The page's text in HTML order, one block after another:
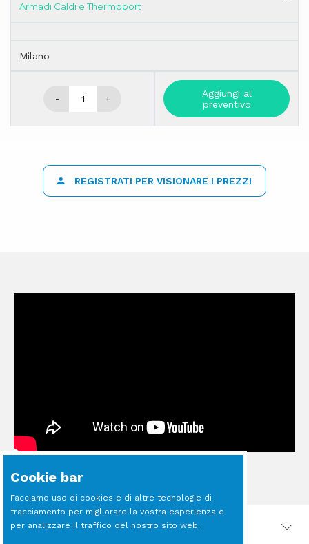
Armadi Caldi e Thermoport
Milano
- +
Aggiungi al
preventivo
REGISTRATI PER VISIONARE I PREZZI
PRODOTTI CORRELATI
Cookie bar
Facciamo uso di cookies e di altre tecnologie di
tracciamento per migliorare la vostra esperienza e
per analizzare il traffico del nostro sito web.